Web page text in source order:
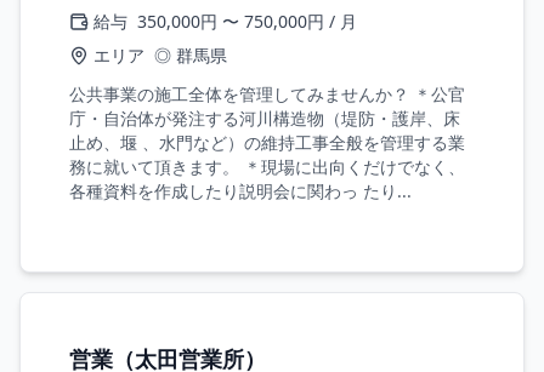
給与 350,000円 〜 750,000円 / 月
エリア ◎ 群馬県
公共事業の施工全体を管理してみませんか？ ＊公官
庁・自治体が発注する河川構造物（堤防・護岸、床
止め、堰 、水門など）の維持工事全般を管理する業
務に就いて頂きます。 ＊現場に出向くだけでなく、
各種資料を作成したり説明会に関わっ たり...
営業（太田営業所）